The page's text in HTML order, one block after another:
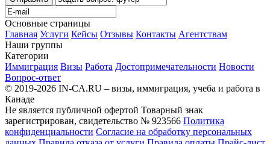
Основные страницы
Главная Услуги Кейсы Отзывы Контакты Агентствам
Наши группы
Категории
Иммиграция Визы Работа Достопримечательности Новости
Вопрос-ответ
© 2019-2026 IN-CA.RU – визы, иммиграция, учеба и работа в
Канаде
Не является публичной офертой Товарный знак
зарегистрирован, свидетельство № 923566 Политика
конфиденциальности Согласие на обработку персональных